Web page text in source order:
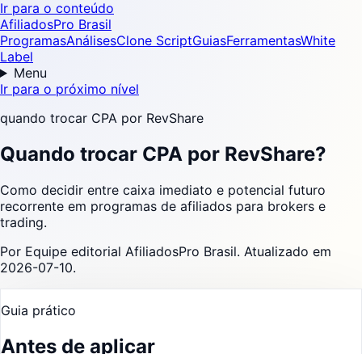
Ir para o conteúdo
AfiliadosPro Brasil
ProgramasAnálisesClone ScriptGuiasFerramentasWhite
Label
Menu
Ir para o próximo nível
quando trocar CPA por RevShare
Quando trocar CPA por RevShare?
Como decidir entre caixa imediato e potencial futuro
recorrente em programas de afiliados para brokers e
trading.
Por Equipe editorial AfiliadosPro Brasil. Atualizado em
2026-07-10.
Guia prático
Antes de aplicar